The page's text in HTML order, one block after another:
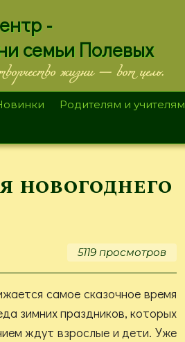
-
семьи Полевых
жизни — вот цель.
Родителям и учителям
новогоднего
5119 просмотров
самое сказочное время
зимних праздников, которых
ждут взрослые и дети. Уже